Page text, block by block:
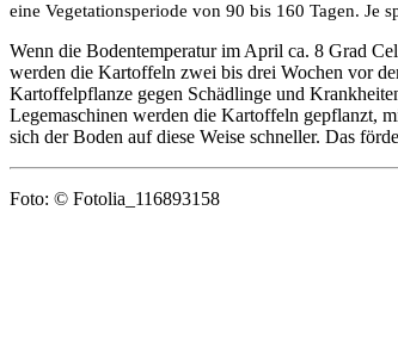
eine Vegetationsperiode von 90 bis 160 Tagen. Je
Wenn die Bodentemperatur im April ca. 8 Grad
werden die Kartoffeln zwei bis drei Wochen vor
Kartoffelpflanze gegen Schädlinge und
Legemaschinen werden die Kartoffeln gepflanzt,
sich der Boden auf diese Weise schneller. Das
Foto: © Fotolia_116893158